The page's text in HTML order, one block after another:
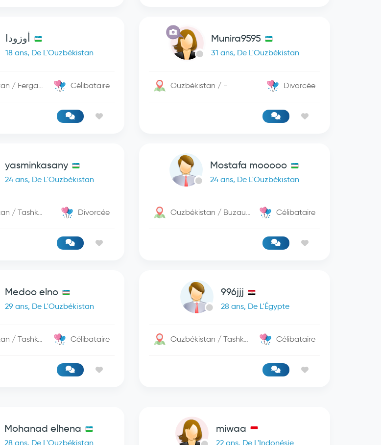
أوزودا
18 ans, De L'Ouzbékistan
Ouzbékistan / Fergana Célibataire
Munira9595
31 ans, De L'Ouzbékistan
Ouzbékistan / - Divorcée
yasminkasany
24 ans, De L'Ouzbékistan
Ouzbékistan / Tashkent Divorcée
Mostafa mooooo
24 ans, De L'Ouzbékistan
Ouzbékistan / Buzaubaj Célibataire
Medoo elno
29 ans, De L'Ouzbékistan
Ouzbékistan / Tashkent Célibataire
996jjj
28 ans, De L'Égypte
Ouzbékistan / Tashkent Célibataire
Mohanad elhena
28 ans, De L'Ouzbékistan
miwaa
22 ans, De L'Indonésie